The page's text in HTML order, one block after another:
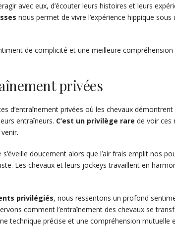
avec eux, d’écouter leurs histoires et leurs
nous permet de vivre l’expérience hippique
de complicité et une meilleure
privées
d’entraînement privées où les chevaux
entraîneurs. C’est un privilège rare de voir ces
s’éveille doucement alors que l’air frais emplit nos
Les chevaux et leurs jockeys travaillent en
privilégiés, nous ressentons un profond
comment l’entraînement des chevaux se
technique précise et une compréhension mutuelle